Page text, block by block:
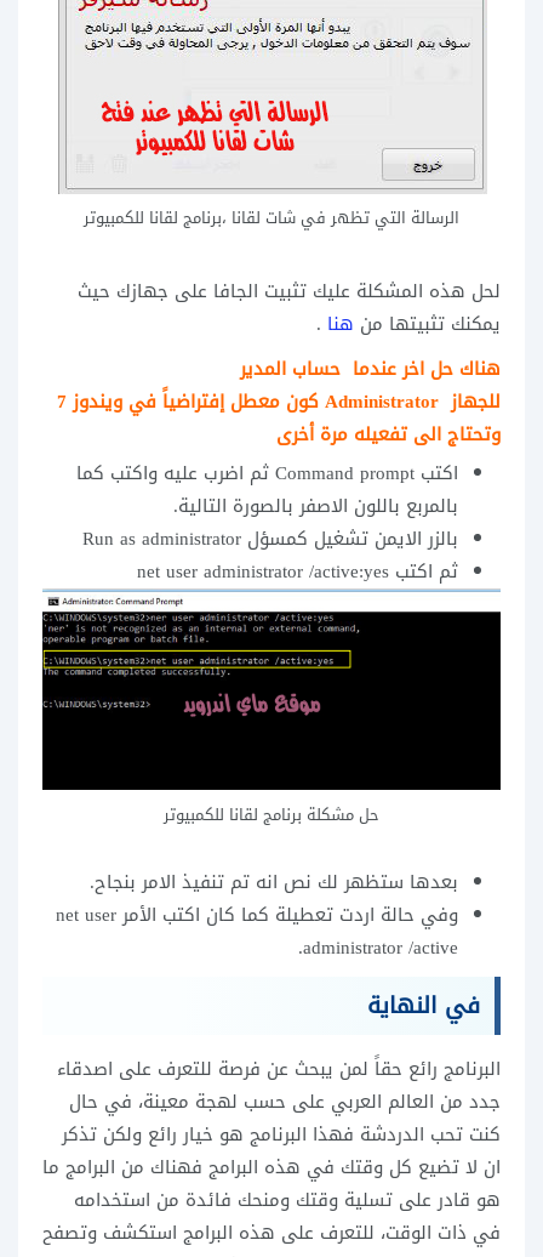
الرسالة التي تظهر في شات لقانا ،برنامج لقانا للكمبيوتر
لحل هذه المشكلة عليك تثبيت الجافا على جهازك حيث
يمكنك تثبيتها من هنا .
هناك حل اخر عندما حساب المدير
للجهاز Administrator كون معطل إفتراضياً في ويندوز 7
وتحتاج الى تفعيله مرة أخرى
اكتب Command prompt ثم اضرب عليه واكتب كما
بالمربع باللون الاصفر بالصورة التالية.
بالزر الايمن تشغيل كمسؤل Run as administrator
ثم اكتب net user administrator /active:yes
حل مشكلة برنامج لقانا للكمبيوتر
بعدها ستظهر لك نص انه تم تنفيذ الامر بنجاح.
وفي حالة اردت تعطيلة كما كان اكتب الأمر net user
administrator /active.
في النهاية
البرنامج رائع حقاً لمن يبحث عن فرصة للتعرف على اصدقاء
جدد من العالم العربي على حسب لهجة معينة، في حال
كنت تحب الدردشة فهذا البرنامج هو خيار رائع ولكن تذكر
ان لا تضيع كل وقتك في هذه البرامج فهناك من البرامج ما
هو قادر على تسلية وقتك ومنحك فائدة من استخدامه
في ذات الوقت، للتعرف على هذه البرامج استكشف وتصفح